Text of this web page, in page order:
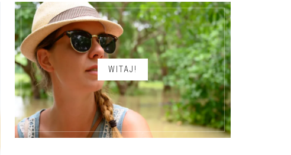
WITAJ!